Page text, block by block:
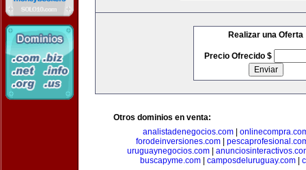
Realizar una Oferta
Precio Ofrecido $
Otros dominios en venta:
analistadenegocios.com
forodeinversiones.com
uruguaynegocios.com|
buscapyme.com
camposdeluruguay.com